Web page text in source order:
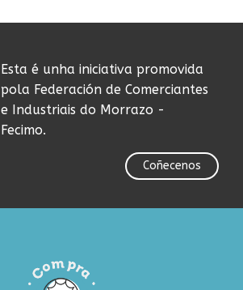
Esta é unha iniciativa promovida
pola Federación de Comerciantes
e Industriais do Morrazo -
Fecimo.
Coñecenos